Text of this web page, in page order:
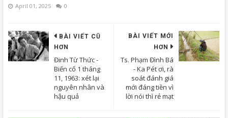
April 01, 2025 0
BÀI VIẾT MỚI
HƠN
Ts. Phạm Đình Bá
- Ka Pét ơi, rà
soát đánh giá
mới đáng tiền vì
lời nói thì rẻ mạt
BÀI VIẾT CŨ
HƠN
Đinh Từ Thức -
Biến cố 1 tháng
11, 1963: xét lại
nguyên nhân và
hậu quả